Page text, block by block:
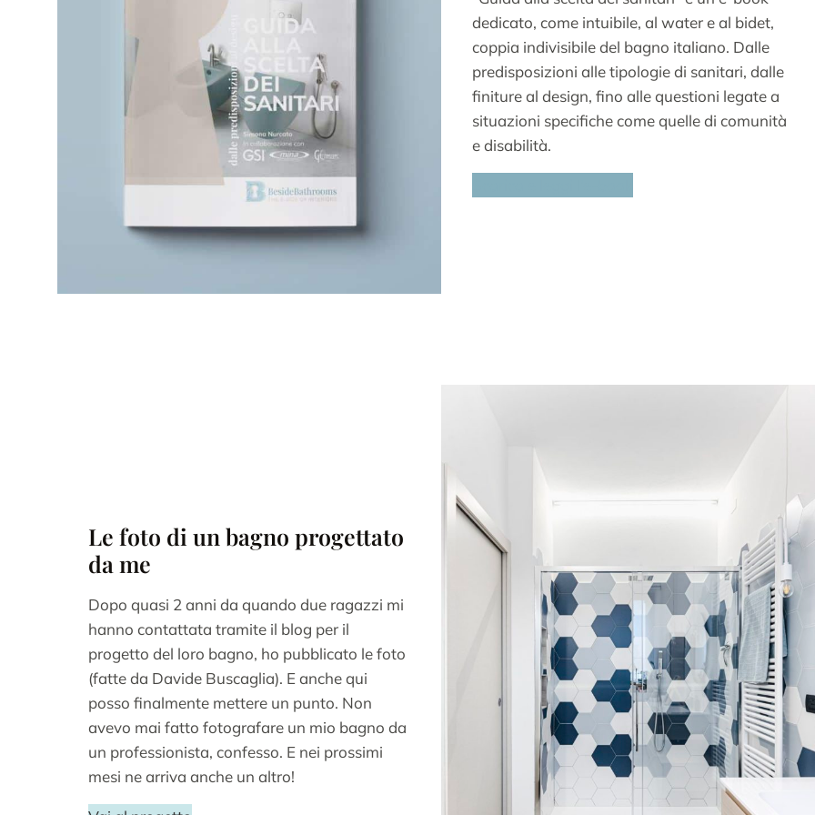
dedicato, come intuibile, al water e al bidet,
coppia indivisibile del bagno italiano. Dalle
predisposizioni alle tipologie di sanitari, dalle
finiture al design, fino alle questioni legate a
situazioni specifiche come quelle di comunità
e disabilità.
Le foto di un bagno progettato
da me
Dopo quasi 2 anni da quando due ragazzi mi
hanno contattata tramite il blog per il
progetto del loro bagno, ho pubblicato le foto
(fatte da Davide Buscaglia). E anche qui
posso finalmente mettere un punto. Non
avevo mai fatto fotografare un mio bagno da
un professionista, confesso. E nei prossimi
mesi ne arriva anche un altro!